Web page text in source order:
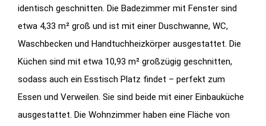
identisch geschnitten. Die Badezimmer mit Fenster sind
etwa 4,33 m² groß und ist mit einer Duschwanne, WC,
Waschbecken und Handtuchheizkörper ausgestattet. Die
Küchen sind mit etwa 10,93 m² großzügig geschnitten,
sodass auch ein Esstisch Platz findet – perfekt zum
Essen und Verweilen. Sie sind beide mit einer Einbauküche
ausgestattet. Die Wohnzimmer haben eine Fläche von